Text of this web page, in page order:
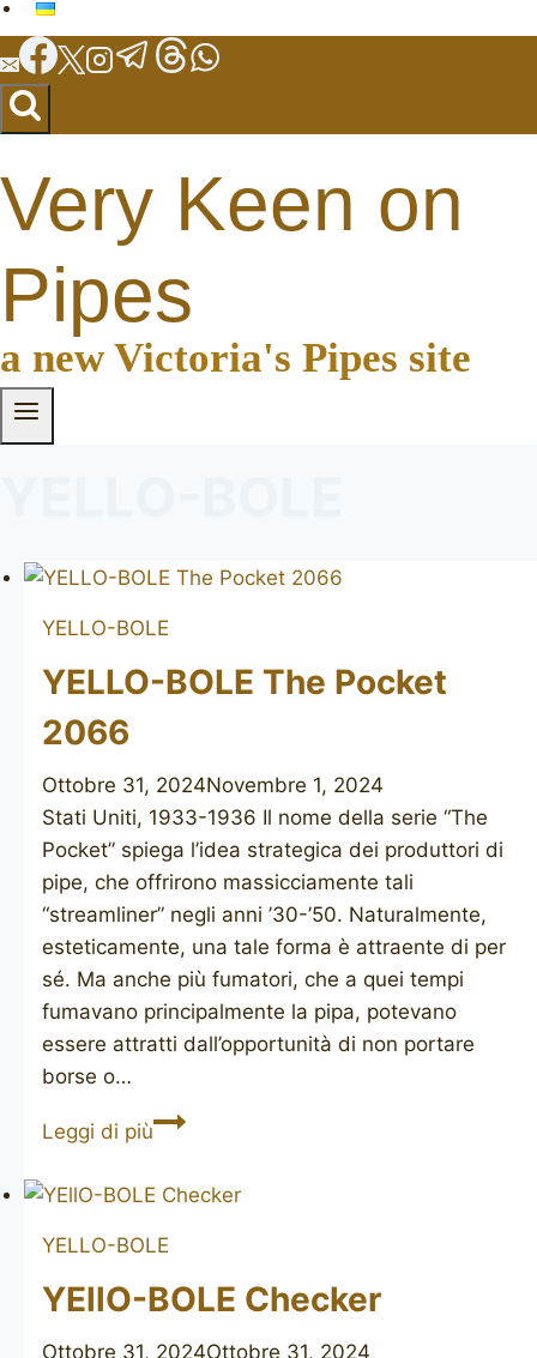
Very Keen on
Pipes
a new Victoria's Pipes site
YELLO-BOLE
YELLO-BOLE The Pocket
2066
Ottobre 31, 2024Novembre 1, 2024
Stati Uniti, 1933-1936 Il nome della serie “The
Pocket” spiega l’idea strategica dei produttori di
pipe, che offrirono massicciamente tali
“streamliner” negli anni ’30-’50. Naturalmente,
esteticamente, una tale forma è attraente di per
sé. Ma anche più fumatori, che a quei tempi
fumavano principalmente la pipa, potevano
essere attratti dall’opportunità di non portare
borse o…
Leggi di piùYELLO-
The
2066
YELLO-BOLE
YEllO-BOLE Checker
Ottobre 31, 2024Ottobre 31, 2024